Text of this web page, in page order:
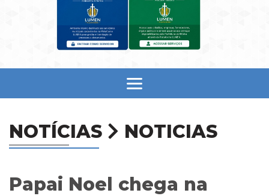
NOTÍCIAS NOTICIAS
Papai Noel chega na